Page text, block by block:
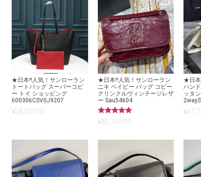
★日本!!人気！サンローラン
トートバッグ スーパーコピ
ー トイ ショッピング
600306CSV0J9207
¥28,300.00
★日本!!人気！サンローラン
ニキ ベイビー バッグ コピー
クリンクルヴィンテージレザ
ー Sau54604
5段階中
5.00
¥32,700.00
★日本
ハン
ッタ
¥